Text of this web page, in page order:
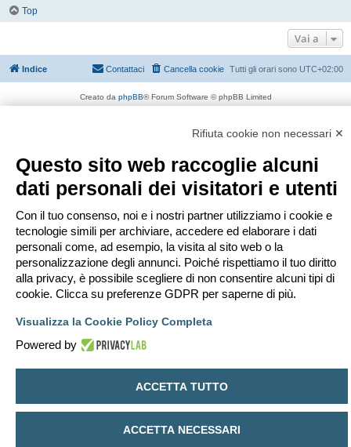
Top
Vai a
Indice Tutti gli orari sono UTC+02:00
Cancella cookie
Contattaci
Creato da phpBB® Forum Software © phpBB Limited
Rifiuta cookie non necessari ✕
Questo sito web raccoglie alcuni
dati personali dei visitatori e utenti
Con il tuo consenso, noi e i nostri partner utilizziamo i cookie e
tecnologie simili per archiviare, accedere ed elaborare i dati
personali come, ad esempio, la visita al sito web o la
personalizzazione degli annunci. Poiché rispettiamo il tuo diritto
alla privacy, è possibile scegliere di non consentire alcuni tipi di
cookie. Clicca su preferenze GDPR per saperne di più.
Visualizza la Cookie Policy Completa
Powered by
ACCETTA TUTTO
ACCETTA NECESSARI